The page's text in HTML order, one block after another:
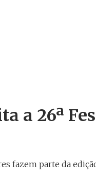
a 26ª
fazem parte da